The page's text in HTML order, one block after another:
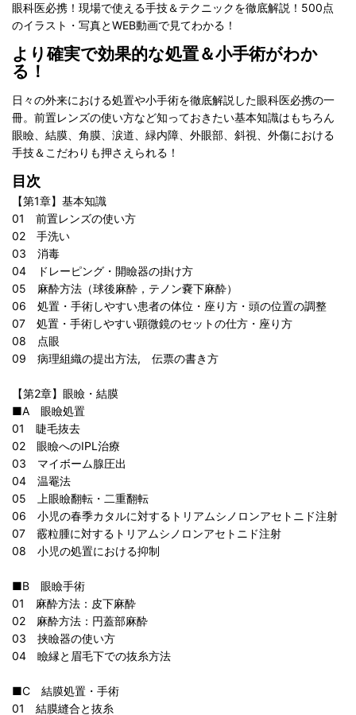
眼科医必携！現場で使える手技＆テクニックを徹底解説！500点
のイラスト・写真とWEB動画で見てわかる！
より確実で効果的な処置＆小手術がわか
る！
日々の外来における処置や小手術を徹底解説した眼科医必携の一
冊。前置レンズの使い方など知っておきたい基本知識はもちろん
眼瞼、結膜、角膜、涙道、緑内障、外眼部、斜視、外傷における
手技＆こだわりも押さえられる！
目次
【第1章】基本知識
01 前置レンズの使い方
02 手洗い
03 消毒
04 ドレーピング・開瞼器の掛け方
05 麻酔方法（球後麻酔，テノン嚢下麻酔）
06 処置・手術しやすい患者の体位・座り方・頭の位置の調整
07 処置・手術しやすい顕微鏡のセットの仕方・座り方
08 点眼
09 病理組織の提出方法, 伝票の書き方
【第2章】眼瞼・結膜
■A 眼瞼処置
01 睫毛抜去
02 眼瞼へのIPL治療
03 マイボーム腺圧出
04 温罨法
05 上眼瞼翻転・二重翻転
06 小児の春季カタルに対するトリアムシノロンアセトニド注射
07 霰粒腫に対するトリアムシノロンアセトニド注射
08 小児の処置における抑制
■B 眼瞼手術
01 麻酔方法：皮下麻酔
02 麻酔方法：円蓋部麻酔
03 挟瞼器の使い方
04 瞼縁と眉毛下での抜糸方法
■C 結膜処置・手術
01 結膜縫合と抜糸